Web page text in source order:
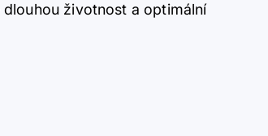
životnost a optimální